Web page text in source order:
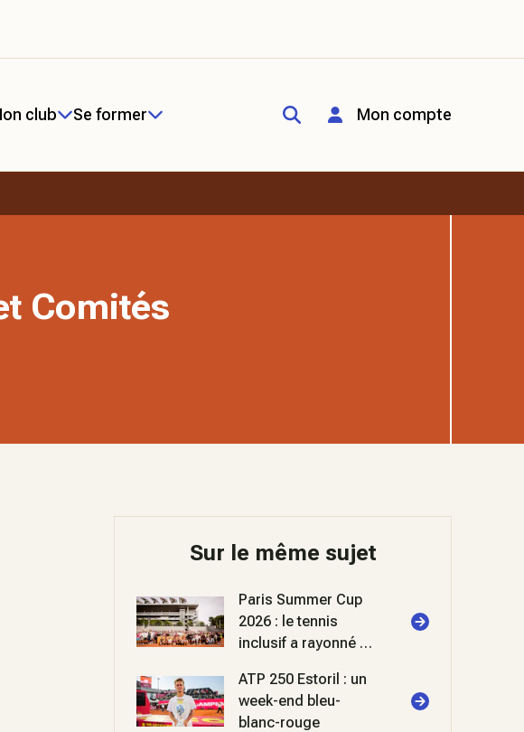
club Se former Mon compte
Comités
Sur le même sujet
Paris Summer Cup
2026 : le tennis
inclusif a rayonné à
ATP 250 Estoril : un
week-end bleu-
blanc-rouge